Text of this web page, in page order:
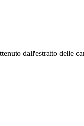
dall'estratto delle